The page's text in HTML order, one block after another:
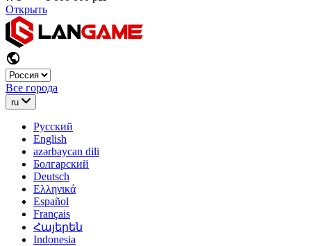
Открыть
Все города
ru
Русский
English
azərbaycan dili
Болгарский
Deutsch
Ελληνικά
Español
Français
Հայերեն
Indonesia